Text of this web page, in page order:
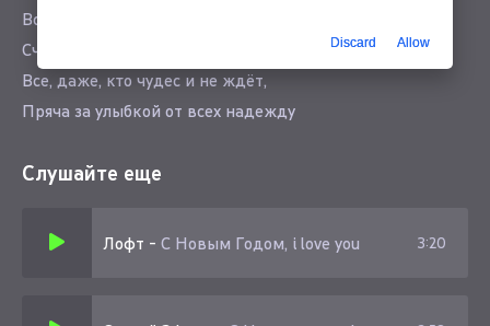
Все мы закрываем глаза и просто
Счастья просим к 12 на часах.
Все, даже, кто чудес и не ждёт,
Пряча за улыбкой от всех надежду
Слушайте еще
Лофт - С Новым Годом, i love you 3:20
Discard Allow